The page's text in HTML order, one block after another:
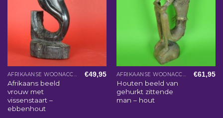
AFRIKAANSE WOONACCESSOIRES
Afrikaans beeld
vrouw met
vissenstaart –
ebbenhout
€49,95 AFRIKAANSE WOONACCESSOIRES
Houten beeld van
gehurkt zittende
man – hout
€61,95